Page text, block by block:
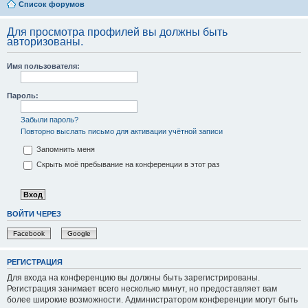
Список форумов
Для просмотра профилей вы должны быть
авторизованы.
Имя пользователя:
Пароль:
Забыли пароль?
Повторно выслать письмо для активации учётной записи
Запомнить меня
Скрыть моё пребывание на конференции в этот раз
ВОЙТИ ЧЕРЕЗ
Facebook Google
РЕГИСТРАЦИЯ
Для входа на конференцию вы должны быть зарегистрированы.
Регистрация занимает всего несколько минут, но предоставляет вам
более широкие возможности. Администратором конференции могут быть